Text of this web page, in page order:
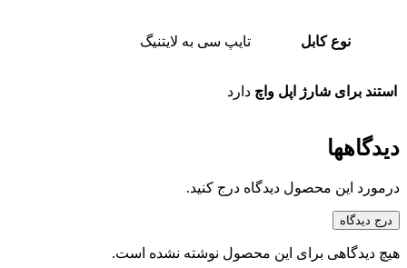
نوع کابل تایپ سی به لایتنیگ
استند برای شارژ اپل واچ دارد
دیدگاهها
درمورد این محصول دیدگاه درج کنید.
درج دیدگاه
هیچ دیدگاهی برای این محصول نوشته نشده است.